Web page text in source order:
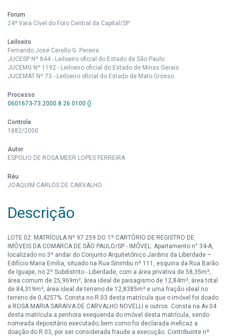
Forum
24ª Vara Cível do Foro Central da Capital/SP
Leiloeiro
Fernando José Cerello G. Pereira
JUCESP Nº 844 - Leiloeiro oficial do Estado de São Paulo
JUCEMG Nº 1192 - Leiloeiro oficial do Estado de Minas Gerais
JUCEMAT Nº 73 - Leiloeiro oficial do Estado de Mato Grosso
Processo
0601673-73.2000.8.26.0100 ()
Controle
1882/2000
Autor
ESPOLIO DE ROSA MEER LOPES FERREIRA
Réu
JOAQUIM CARLOS DE CARVALHO
Descrição
LOTE 02: MATRÍCULA Nº 97.259 DO 1º CARTÓRIO DE REGISTRO DE
IMÓVEIS DA COMARCA DE SÃO PAULO/SP - IMÓVEL: Apartamento n° 34-A,
localizado no 3º andar do Conjunto Arquitetônico Jardins da Liberdade –
Edifício Maria Emília, situado na Rua Sinimbu nº 111, esquina da Rua Barão
de Iguape, no 2º Subdistrito - Liberdade, com a área privativa de 58,35m²,
área comum de 25,969m², área ideal de paisagismo de 12,84m², área total
de 84,319m², área ideal de terreno de 12,8385m² e uma fração ideal no
terreno de 0,4257%. Consta no R.03 desta matrícula que o imóvel foi doado
a ROSA MARIA SARAIVA DE CARVALHO NOVELLI e outros. Consta na Av.04
desta matrícula a penhora exequenda do imóvel desta matrícula, sendo
nomeada depositário executado; bem como foi declarada ineficaz a
doação do R.03, por ser considerada fraude a execução. Contribuinte nº